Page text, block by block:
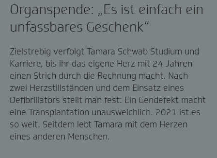
Organspende: „Es ist einfach ein
unfassbares Geschenk“
Zielstrebig verfolgt Tamara Schwab Studium und
Karriere, bis ihr das eigene Herz mit 24 Jahren
einen Strich durch die Rechnung macht. Nach
zwei Herzstillständen und dem Einsatz eines
Defibrillators stellt man fest: Ein Gendefekt macht
eine Transplantation unausweichlich. 2021 ist es
so weit. Seitdem lebt Tamara mit dem Herzen
eines anderen Menschen.